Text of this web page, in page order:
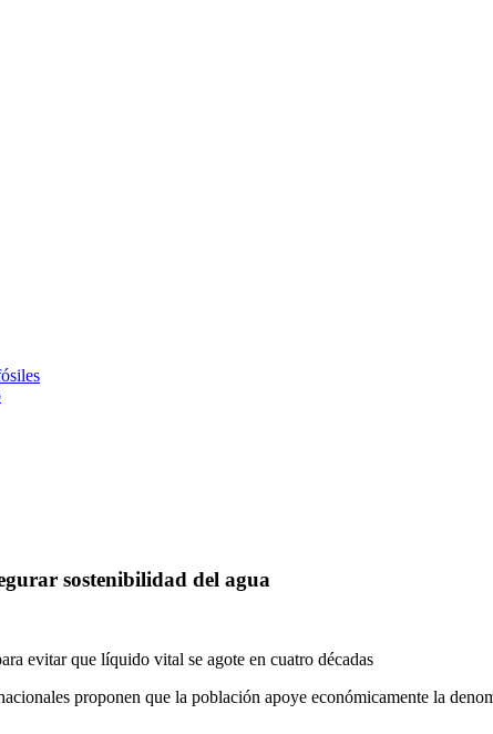
sostenibilidad del agua
evitar que líquido vital se agote en cuatro décadas
proponen que la población apoye económicamente la